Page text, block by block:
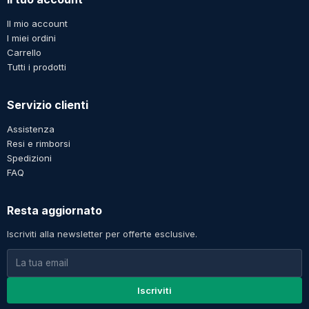
Il mio account
I miei ordini
Carrello
Tutti i prodotti
Servizio clienti
Assistenza
Resi e rimborsi
Spedizioni
FAQ
Resta aggiornato
Iscriviti alla newsletter per offerte esclusive.
Iscriviti